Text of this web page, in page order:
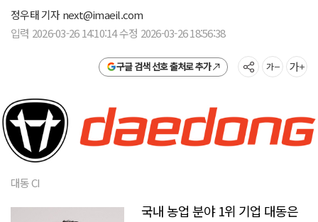
정우태 기자next@imaeil.com
입력 2026-03-26 14:10:14 수정 2026-03-26 18:56:38
구글 검색 선호 출처로 추가
대동 CI
국내 농업 분야 1위 기업 대동은